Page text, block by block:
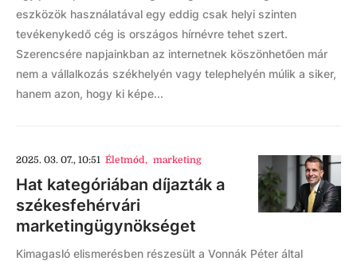
eszközök használatával egy eddig csak helyi szinten
tevékenykedő cég is országos hírnévre tehet szert.
Szerencsére napjainkban az internetnek köszönhetően már
nem a vállalkozás székhelyén vagy telephelyén múlik a siker,
hanem azon, hogy ki képe...
2025. 03. 07., 10:51 Életmód, marketing
Hat kategóriában díjazták a
székesfehérvári
marketingügynökséget
Kimagasló elismerésben részesült a Vonnák Péter által